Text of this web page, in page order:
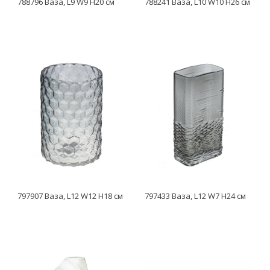
797907 Ваза, L12 W12 H18 см 797433 Ваза, L12 W7 H24 см